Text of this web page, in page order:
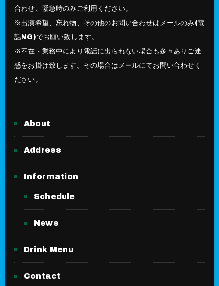
合わせ、緊急時のみご利用ください。
※出演希望、忘れ物、その他のお問い合わせはメールのみ(電
話NG)でお願い致します。
※不在・業務中により電話に出られない場合も多々ありご迷
惑をお掛け致します。その場合はメールにてお問い合わせく
ださい。
About
Address
Information
Schedule
News
Drink Menu
Contact